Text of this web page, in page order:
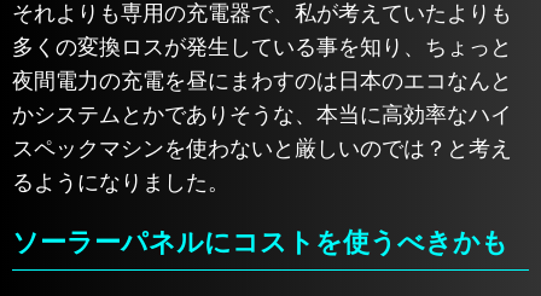
それよりも専用の充電器で、私が考えていたよりも
多くの変換ロスが発生している事を知り、ちょっと
夜間電力の充電を昼にまわすのは日本のエコなんと
かシステムとかでありそうな、本当に高効率なハイ
スペックマシンを使わないと厳しいのでは？と考え
るようになりました。
ソーラーパネルにコストを使うべきかも